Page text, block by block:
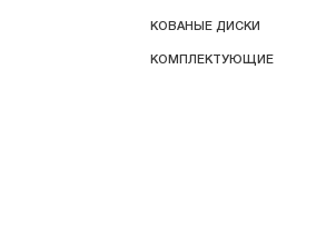
КОВАНЫЕ ДИСКИ
КОМПЛЕКТУЮЩИЕ